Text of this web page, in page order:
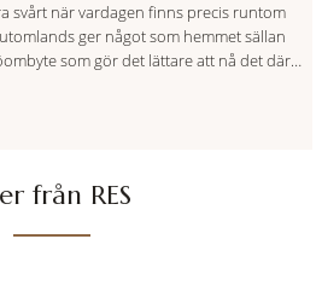
svårt när vardagen finns precis runtom
ger något som hemmet sällan
som gör det lättare att nå det där
från RES